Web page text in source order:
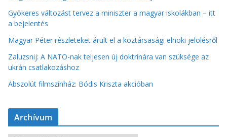
Gyökeres változást tervez a miniszter a magyar iskolákban – itt
a bejelentés
Magyar Péter részleteket árult el a köztársasági elnöki jelölésről
Zaluzsnij: A NATO-nak teljesen új doktrínára van szüksége az
ukrán csatlakozáshoz
Abszolút filmszínház: Bódis Kriszta akcióban
Archívum